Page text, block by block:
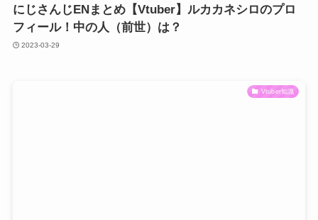
にじさんじENまとめ【Vtuber】ルカカネシロのプロ
フィール！中の人（前世）は？
2023-03-29
Vtuber知識